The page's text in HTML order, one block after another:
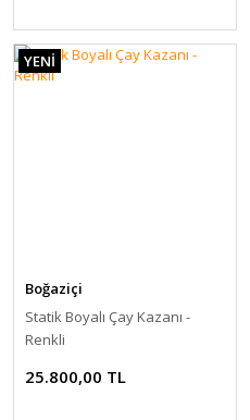
YENİ
Boğaziçi
Statik Boyalı Çay Kazanı -
Renkli
25.800,00 TL